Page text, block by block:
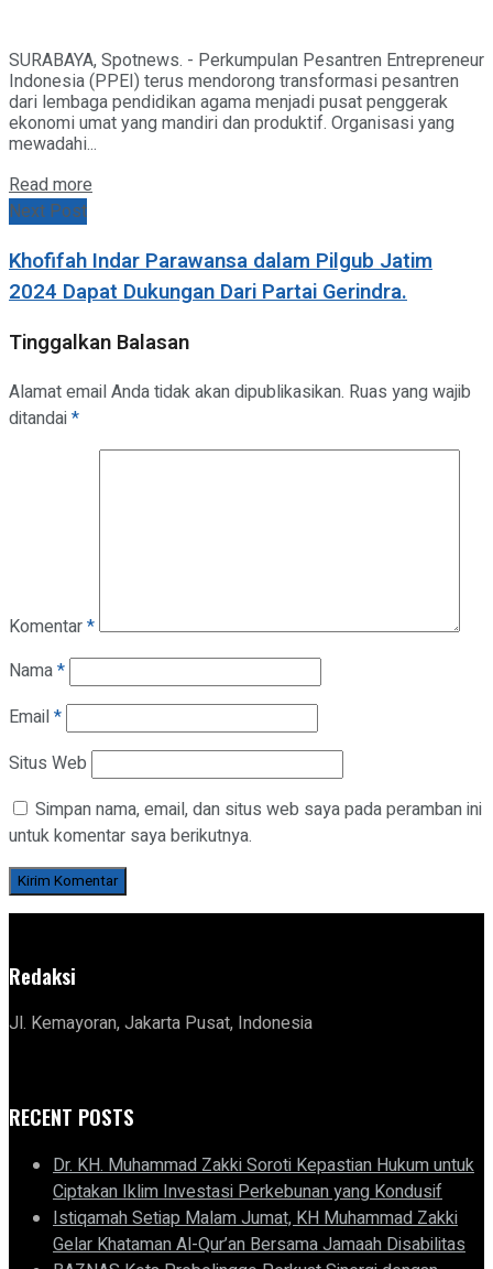
SURABAYA, Spotnews. - Perkumpulan Pesantren Entrepreneur
Indonesia (PPEI) terus mendorong transformasi pesantren
dari lembaga pendidikan agama menjadi pusat penggerak
ekonomi umat yang mandiri dan produktif. Organisasi yang
mewadahi...
Read more
Next Post
Khofifah Indar Parawansa dalam Pilgub Jatim
2024 Dapat Dukungan Dari Partai Gerindra.
Tinggalkan Balasan
Alamat email Anda tidak akan dipublikasikan. Ruas yang wajib
ditandai*
Komentar*
Nama*
Email*
Situs Web
Simpan nama, email, dan situs web saya pada peramban ini
untuk komentar saya berikutnya.
Redaksi
Jl. Kemayoran, Jakarta Pusat, Indonesia
RECENT POSTS
Dr. KH. Muhammad Zakki Soroti Kepastian Hukum untuk
Ciptakan Iklim Investasi Perkebunan yang Kondusif
Istiqamah Setiap Malam Jumat, KH Muhammad Zakki
Gelar Khataman Al-Qur’an Bersama Jamaah Disabilitas